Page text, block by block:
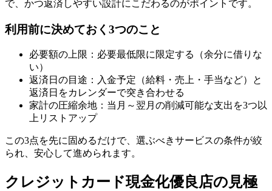
で、かつ返済しやすい設計にこだわるのがポイントです。
利用前に決めておく3つのこと
必要額の上限：必要最低限に限定する（余分に借りな
い）
返済日の目途：入金予定（給料・売上・手当など）と
返済日をカレンダーで突き合わせる
家計の圧縮余地：当月～翌月の削減可能な支出を3つ以
上リストアップ
この3点を先に固めるだけで、選ぶべきサービスの条件が絞
られ、安心して進められます。
クレジットカード現金化優良店の見極